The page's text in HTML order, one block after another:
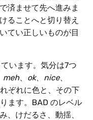
済ませて先へ進みま
ることへと切り替え
てい正しいものが目
います。気分は7つ
meh、 ok、 nice、
ぞれに色と、その下
ます。BAD のレベル
、けだるさ、動揺、